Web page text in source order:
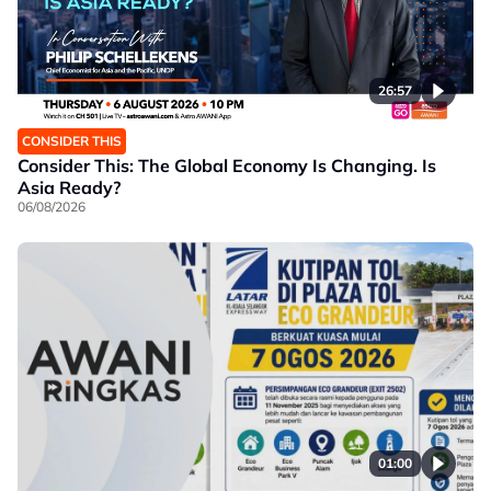
26:57
CONSIDER THIS
Consider This: The Global Economy Is Changing. Is
Asia Ready?
06/08/2026
01:00